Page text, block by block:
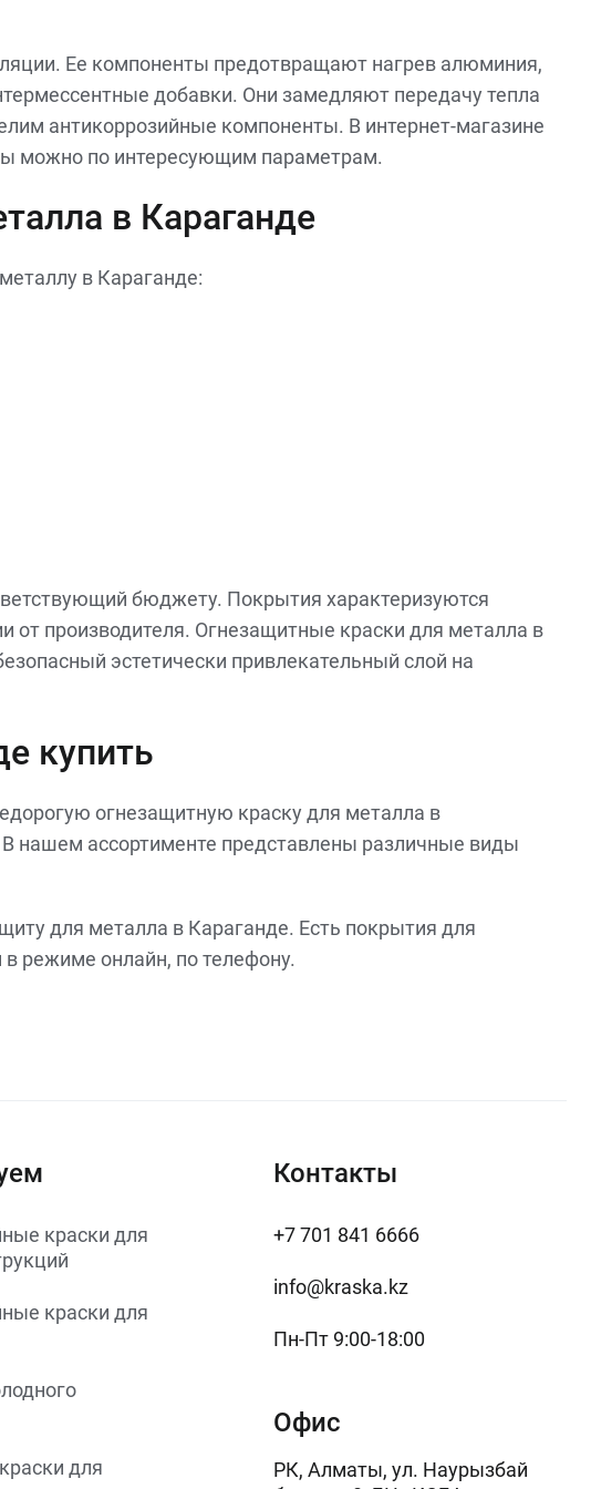
Ее компоненты предотвращают нагрев алюминия,
добавки. Они замедляют передачу тепла
антикоррозийные компоненты. В интернет-магазине
можно по интересующим параметрам.
в Караганде
в Караганде:
бюджету. Покрытия характеризуются
от производителя. Огнезащитные краски для металла в
эстетически привлекательный слой на
купить
огнезащитную краску для металла в
нашем ассортименте представлены различные виды
для металла в Караганде. Есть покрытия для
режиме онлайн, по телефону.
краски для
краски для
для
Контакты
+7 701 841 6666
info@kraska.kz
Пн-Пт 9:00-18:00
Офис
РК, Алматы, ул. Наурызбай